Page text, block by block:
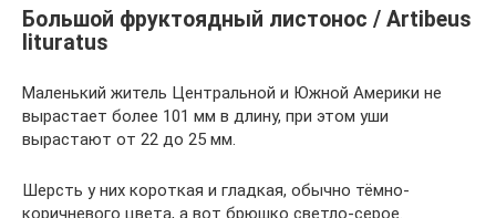
Большой фруктоядный листонос / Artibeus
lituratus
Маленький житель Центральной и Южной Америки не
вырастает более 101 мм в длину, при этом уши
вырастают от 22 до 25 мм.
Шерсть у них короткая и гладкая, обычно тёмно-
коричневого цвета, а вот брюшко светло-серое.